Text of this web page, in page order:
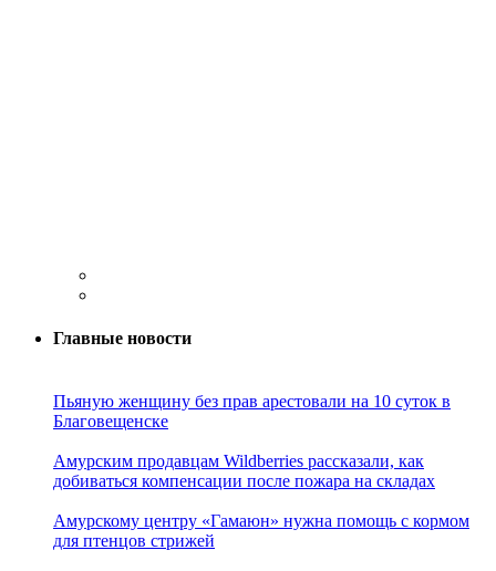
Главные новости
Пьяную женщину без прав арестовали на 10 суток в
Благовещенске
Амурским продавцам Wildberries рассказали, как
добиваться компенсации после пожара на складах
Амурскому центру «Гамаюн» нужна помощь с кормом
для птенцов стрижей